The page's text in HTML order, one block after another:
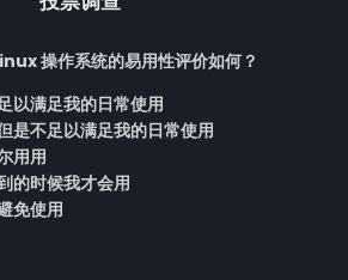
操作系统的易用性评价如何？
以满足我的日常使用
是不足以满足我的日常使用
用用
的时候我才会用
免使用